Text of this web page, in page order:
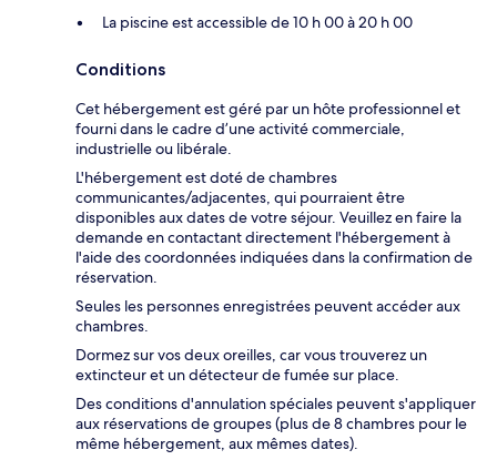
La piscine est accessible de 10 h 00 à 20 h 00
Conditions
Cet hébergement est géré par un hôte professionnel et
fourni dans le cadre d’une activité commerciale,
industrielle ou libérale.
L'hébergement est doté de chambres
communicantes/adjacentes, qui pourraient être
disponibles aux dates de votre séjour. Veuillez en faire la
demande en contactant directement l'hébergement à
l'aide des coordonnées indiquées dans la confirmation de
réservation.
Seules les personnes enregistrées peuvent accéder aux
chambres.
Dormez sur vos deux oreilles, car vous trouverez un
extincteur et un détecteur de fumée sur place.
Des conditions d'annulation spéciales peuvent s'appliquer
aux réservations de groupes (plus de 8 chambres pour le
même hébergement, aux mêmes dates).